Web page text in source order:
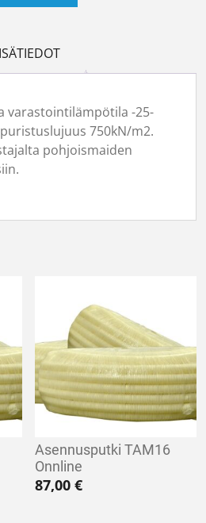
varastointilämpötila -25-
750kN/m2.
pohjoismaiden
Asennusputki TAM16
Onnline
87,00€